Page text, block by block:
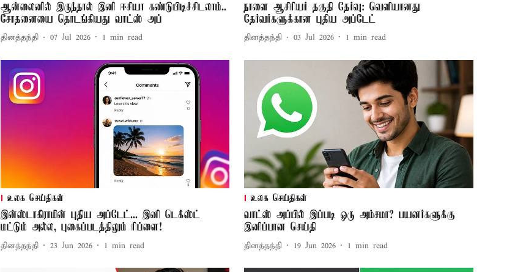
ஆன்லைனில் இருந்தால் இனி ஈசியா கண்டுபிடிச்சிடலாம்..
சோதனையை தொடங்கியது வாட்ஸ் அப்
தினத்தந்தி 07 Jul 2026 1 min read
நாளை ஆசிரியர் தகுதி தேர்வு: வெளியானது
தேர்வர்களுக்கான புதிய அப்டேட்
தினத்தந்தி 03 Jul 2026 1 min read
உலக செய்திகள்
இன்ஸ்டாகிராமின் புதிய அப்டேட்... இனி டெக்ஸ்ட்
மட்டும் அல்ல, புகைப்படத்திலும் ரிப்ளை!
தினத்தந்தி 23 Jun 2026 1 min read
உலக செய்திகள்
வாட்ஸ் அப்பில் இப்படி ஒரு அம்சமா? பயனர்களுக்கு
இனிப்பான செய்தி
தினத்தந்தி 19 Jun 2026 1 min read